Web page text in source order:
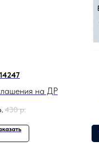
на ДР
430 р.